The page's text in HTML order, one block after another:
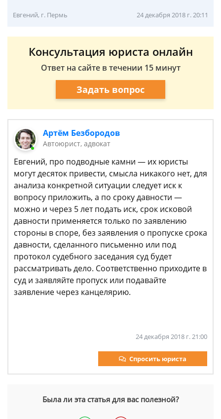
Евгений, г. Пермь 24 декабря 2018 г. 20:11
Консультация юриста онлайн
Ответ на сайте в течении 15 минут
Задать вопрос
Артём Безбородов
Автоюрист, адвокат
Евгений, про подводные камни — их юристы
могут десяток привести, смысла никакого нет, для
анализа конкретной ситуации следует иск к
вопросу приложить, а по сроку давности —
можно и через 5 лет подать иск, срок исковой
давности применяется только по заявлению
стороны в споре, без заявления о пропуске срока
давности, сделанного письменно или под
протокол судебного заседания суд будет
рассматривать дело. Соответственно приходите в
суд и заявляйте пропуск или подавайте
заявление через канцелярию.
24 декабря 2018 г. 21:00
Спросить юриста
Была ли эта статья для вас полезной?